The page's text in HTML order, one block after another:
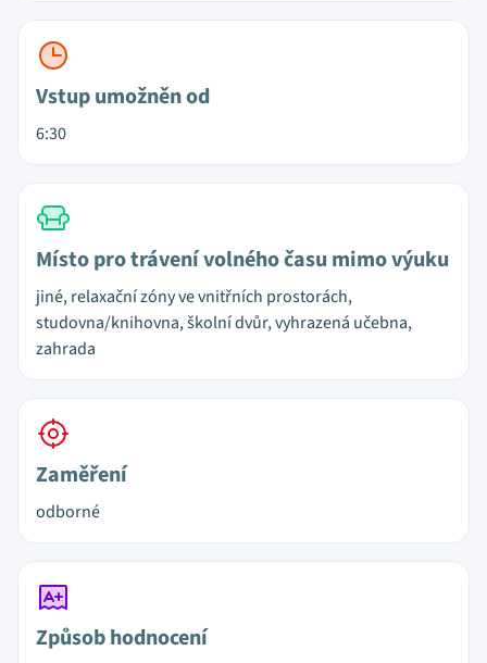
Vstup umožněn od
6:30
Místo pro trávení volného času mimo výuku
jiné, relaxační zóny ve vnitřních prostorách,
studovna/knihovna, školní dvůr, vyhrazená učebna,
zahrada
Zaměření
odborné
Způsob hodnocení